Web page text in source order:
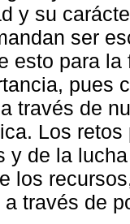
y su
ser
esto para
pues
través de
Los
y de la
los
través de